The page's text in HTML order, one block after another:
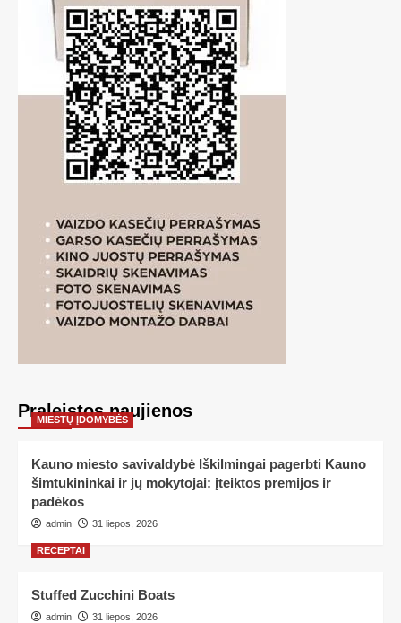
Praleistos naujienos
MIESTŲ ĮDOMYBĖS
Kauno miesto savivaldybė Iškilmingai pagerbti Kauno
šimtukininkai ir jų mokytojai: įteiktos premijos ir
padėkos
admin 31 liepos, 2026
RECEPTAI
Stuffed Zucchini Boats
admin 31 liepos, 2026